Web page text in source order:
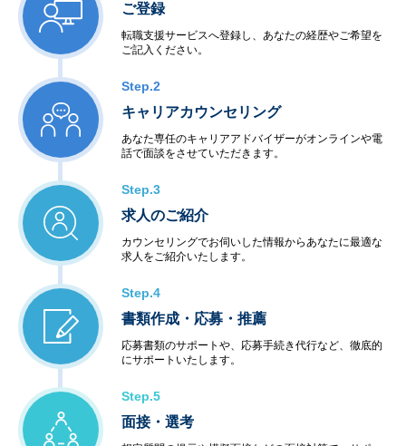
ご登録
転職支援サービスへ登録し、あなたの経歴やご希望を
ご記入ください。
Step.2
キャリアカウンセリング
あなた専任のキャリアアドバイザーがオンラインや電
話で面談をさせていただきます。
Step.3
求人のご紹介
カウンセリングでお伺いした情報からあなたに最適な
求人をご紹介いたします。
Step.4
書類作成・応募・推薦
応募書類のサポートや、応募手続き代行など、徹底的
にサポートいたします。
Step.5
面接・選考